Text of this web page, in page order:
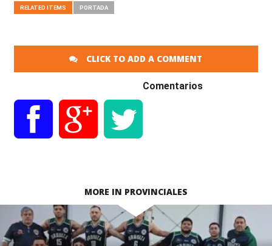
RELATED ITEMS PORTADA
CLICK TO ADD A COMMENT
Comentarios
MORE IN PROVINCIALES